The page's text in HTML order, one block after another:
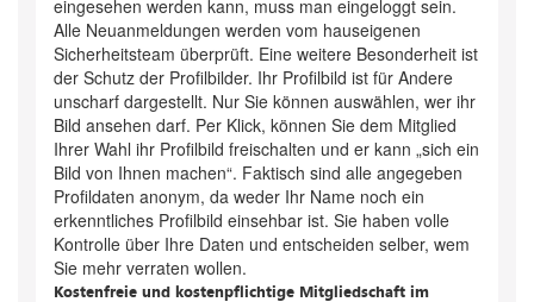
eingesehen werden kann, muss man eingeloggt sein.
Alle Neuanmeldungen werden vom hauseigenen
Sicherheitsteam überprüft. Eine weitere Besonderheit ist
der Schutz der Profilbilder. Ihr Profilbild ist für Andere
unscharf dargestellt. Nur Sie können auswählen, wer ihr
Bild ansehen darf. Per Klick, können Sie dem Mitglied
Ihrer Wahl ihr Profilbild freischalten und er kann „sich ein
Bild von Ihnen machen“. Faktisch sind alle angegeben
Profildaten anonym, da weder Ihr Name noch ein
erkenntliches Profilbild einsehbar ist. Sie haben volle
Kontrolle über Ihre Daten und entscheiden selber, wem
Sie mehr verraten wollen.
Kostenfreie und kostenpflichtige Mitgliedschaft im